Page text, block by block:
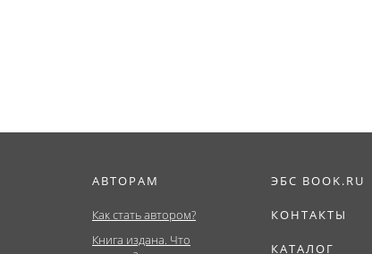
АВТОРАМ
Как стать автором?
Книга издана. Что
ЭБС BOOK.RU
КОНТАКТЫ
КАТАЛОГ